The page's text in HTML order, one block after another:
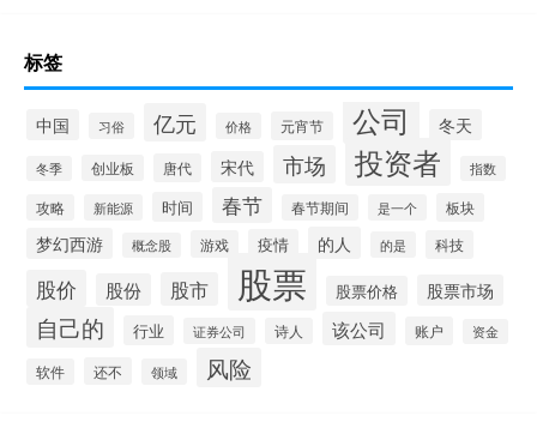
标签
中国 习俗 亿元 价格 元宵节 公司 冬天
冬季 创业板 唐代 宋代 市场 投资者 指数
攻略 新能源 时间 春节 春节期间 是一个 板块
梦幻西游 概念股 游戏 疫情 的人 的是 科技
股价 股份 股市 股票 股票价格 股票市场
自己的 行业 证券公司 诗人 该公司 账户 资金
软件 还不 领域 风险